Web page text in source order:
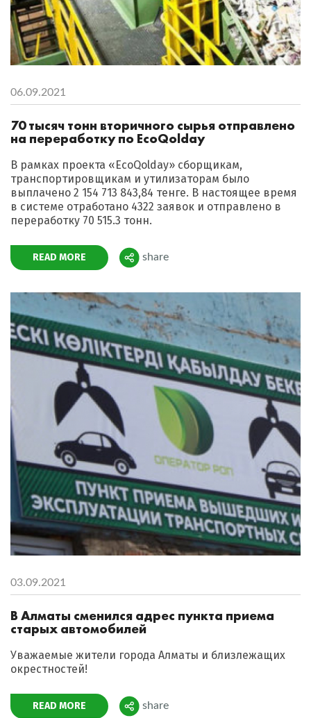
06.09.2021
70 тысяч тонн вторичного сырья отправлено
на переработку по EcoQolday
В рамках проекта «EcoQolday» сборщикам,
транспортировщикам и утилизаторам было
выплачено 2 154 713 843,84 тенге. В настоящее время
в системе отработано 4322 заявок и отправлено в
переработку 70 515.3 тонн.
READ MORE Поделиться
share
03.09.2021
В Алматы сменился адрес пункта приема
старых автомобилей
Уважаемые жители города Алматы и близлежащих
окрестностей!
READ MORE Поделиться
share